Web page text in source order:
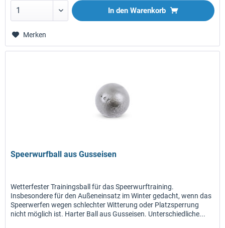
In den Warenkorb
Merken
Speerwurfball aus Gusseisen
Wetterfester Trainingsball für das Speerwurftraining.
Insbesondere für den Außeneinsatz im Winter gedacht, wenn das
Speerwerfen wegen schlechter Witterung oder Platzsperrung
nicht möglich ist. Harter Ball aus Gusseisen. Unterschiedliche...